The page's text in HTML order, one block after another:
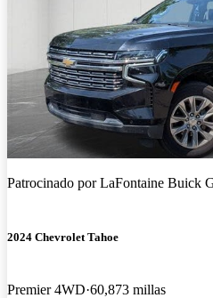
Patrocinado porLaFontaine Buick
2024 Chevrolet Tahoe
Premier 4WD 60,873 millas